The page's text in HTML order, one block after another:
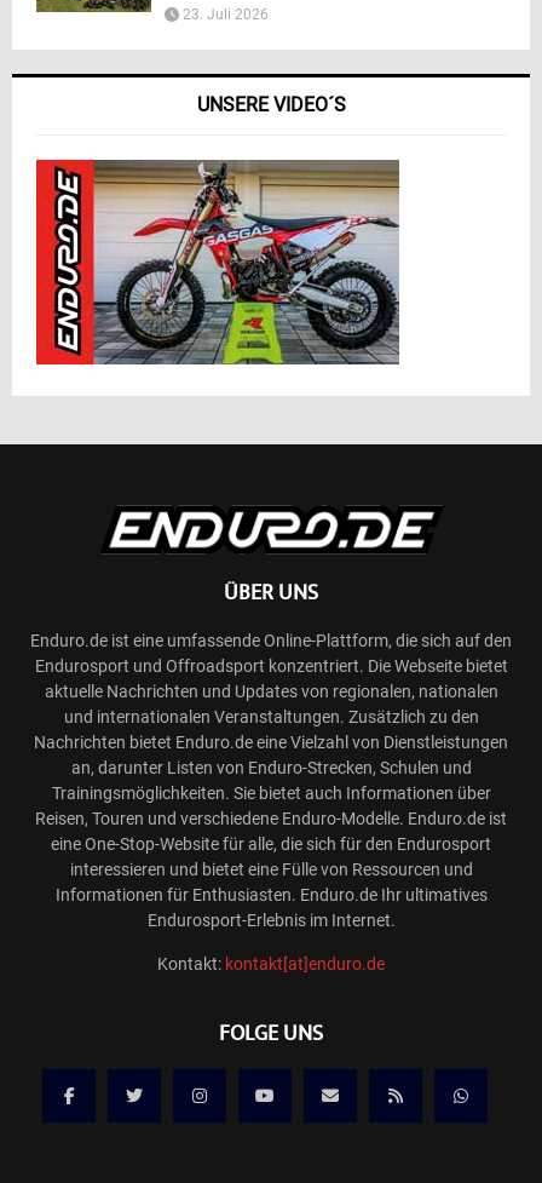
23. Juli 2026
UNSERE VIDEO´S
ÜBER UNS
Enduro.de ist eine umfassende Online-Plattform, die sich auf den
Endurosport und Offroadsport konzentriert. Die Webseite bietet
aktuelle Nachrichten und Updates von regionalen, nationalen
und internationalen Veranstaltungen. Zusätzlich zu den
Nachrichten bietet Enduro.de eine Vielzahl von Dienstleistungen
an, darunter Listen von Enduro-Strecken, Schulen und
Trainingsmöglichkeiten. Sie bietet auch Informationen über
Reisen, Touren und verschiedene Enduro-Modelle. Enduro.de ist
eine One-Stop-Website für alle, die sich für den Endurosport
interessieren und bietet eine Fülle von Ressourcen und
Informationen für Enthusiasten. Enduro.de Ihr ultimatives
Endurosport-Erlebnis im Internet.
Kontakt: kontakt[at]enduro.de
FOLGE UNS